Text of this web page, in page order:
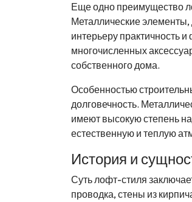
Еще одно преимущество
Металлические элементы,
интерьеру практичность
многочисленных
собственного дома.
Особенностью
долговечность.
имеют высокую степень
естественную и теплую
История и
Суть лофт-стиля
проводка, стены из